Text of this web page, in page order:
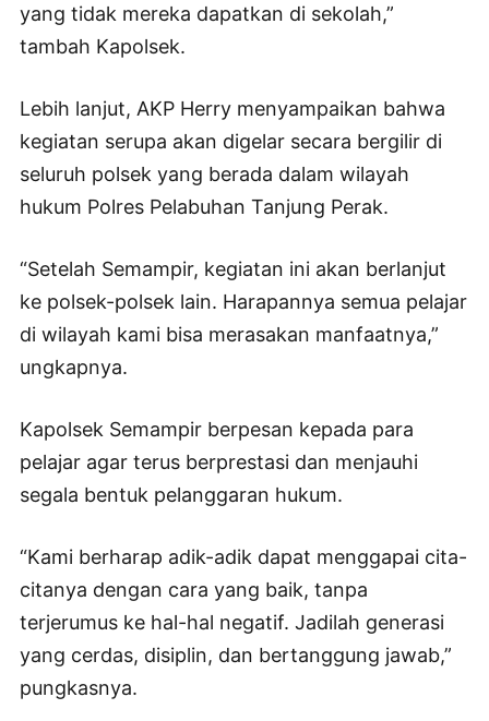
yang tidak mereka dapatkan di sekolah,”
tambah Kapolsek.
Lebih lanjut, AKP Herry menyampaikan bahwa
kegiatan serupa akan digelar secara bergilir di
seluruh polsek yang berada dalam wilayah
hukum Polres Pelabuhan Tanjung Perak.
“Setelah Semampir, kegiatan ini akan berlanjut
ke polsek-polsek lain. Harapannya semua pelajar
di wilayah kami bisa merasakan manfaatnya,”
ungkapnya.
Kapolsek Semampir berpesan kepada para
pelajar agar terus berprestasi dan menjauhi
segala bentuk pelanggaran hukum.
“Kami berharap adik-adik dapat menggapai cita-
citanya dengan cara yang baik, tanpa
terjerumus ke hal-hal negatif. Jadilah generasi
yang cerdas, disiplin, dan bertanggung jawab,”
pungkasnya.